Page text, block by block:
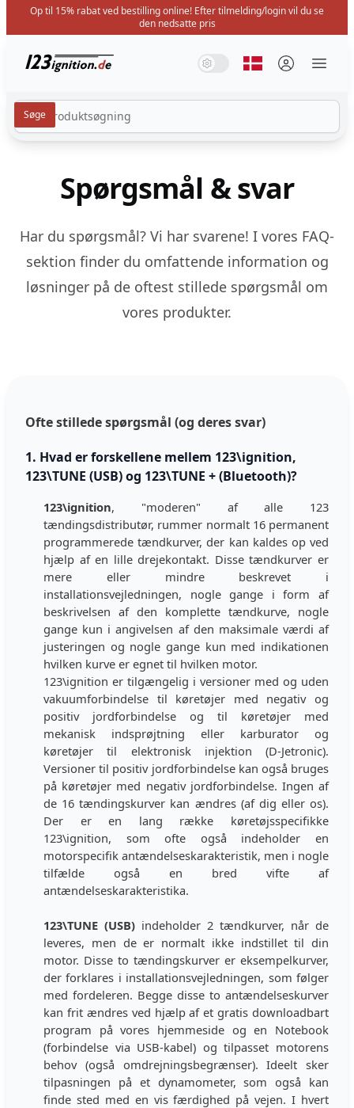
Op til 15% rabat ved bestilling online! Efter tilmelding/login vil du se
den nedsatte pris
123ignition.de Systemtilstand
Lys tilstand
Mørk tilstand
Vælg sprog
Spørgsmål & svar
Har du spørgsmål? Vi har svarene! I vores FAQ-
sektion finder du omfattende information og
løsninger på de oftest stillede spørgsmål om
vores produkter.
Ofte stillede spørgsmål (og deres svar)
1. Hvad er forskellene mellem 123\ignition,
123\TUNE (USB) og 123\TUNE + (Bluetooth)?
123\ignition, "moderen" af alle 123
tændingsdistributør, rummer normalt 16 permanent
programmerede tændkurver, der kan kaldes op ved
hjælp af en lille drejekontakt. Disse tændkurver er
mere eller mindre beskrevet i
installationsvejledningen, nogle gange i form af
beskrivelsen af den komplette tændkurve, nogle
gange kun i angivelsen af den maksimale værdi af
justeringen og nogle gange kun med indikationen
hvilken kurve er egnet til hvilken motor.
123\ignition er tilgængelig i versioner med og uden
vakuumforbindelse til køretøjer med negativ og
positiv jordforbindelse og til køretøjer med
mekanisk indsprøjtning eller karburator og
køretøjer til elektronisk injektion (D-Jetronic).
Versioner til positiv jordforbindelse kan også bruges
på køretøjer med negativ jordforbindelse. Ingen af
de 16 tændingskurver kan ændres (af dig eller os).
Der er en lang række køretøjsspecifikke
123\ignition, som ofte også indeholder en
motorspecifik antændelseskarakteristik, men i nogle
tilfælde også en bred vifte af
antændelseskarakteristika.
123\TUNE (USB) indeholder 2 tændkurver, når de
leveres, men de er normalt ikke indstillet til din
motor. Disse to tændingskurver er eksempelkurver,
der forklares i installationsvejledningen, som følger
med fordeleren. Begge disse to antændelseskurver
kan frit ændres ved hjælp af et gratis downloadbart
program på vores hjemmeside og en Notebook
(forbindelse via USB-kabel) og tilpasset motorens
behov (også omdrejningsbegrænser). Ideelt sker
tilpasningen på et dynamometer, som også kan
finde sted med en vis færdighed på vejen. I hvert